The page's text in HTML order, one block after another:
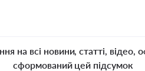
на всі новини, статті, відео,
сформований цей підсумок